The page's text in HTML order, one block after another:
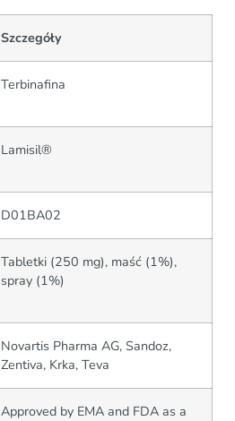
Szczegóły
Terbinafina
Lamisil®
D01BA02
Tabletki (250 mg), maść (1%),
spray (1%)
Novartis Pharma AG, Sandoz,
Zentiva, Krka, Teva
Approved by EMA and FDA as a